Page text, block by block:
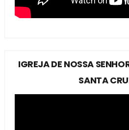
IGREJA DE NOSSA
SANTA